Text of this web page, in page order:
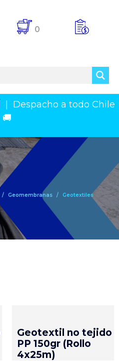
0
Despacho a todo Chile
🚚
Geomembranas Geotextiles
Geotextil no tejido
PP 150gr (Rollo
4x25m)